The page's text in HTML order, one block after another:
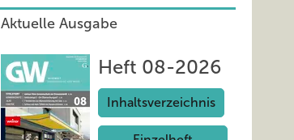
Aktuelle Ausgabe
Heft 08-2026
Inhaltsverzeichnis